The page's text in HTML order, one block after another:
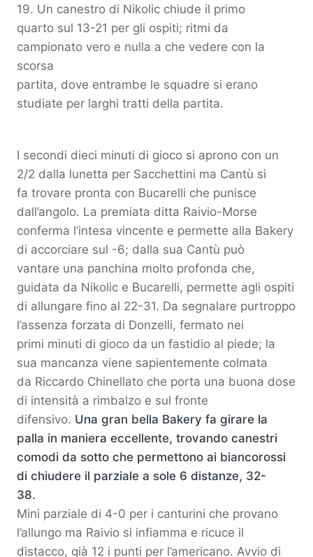
19. Un canestro di Nikolic chiude il primo
quarto sul 13-21 per gli ospiti; ritmi da
campionato vero e nulla a che vedere con la
scorsa
partita, dove entrambe le squadre si erano
studiate per larghi tratti della partita.
I secondi dieci minuti di gioco si aprono con un
2/2 dalla lunetta per Sacchettini ma Cantù si
fa trovare pronta con Bucarelli che punisce
dall’angolo. La premiata ditta Raivio-Morse
conferma l’intesa vincente e permette alla Bakery
di accorciare sul -6; dalla sua Cantù può
vantare una panchina molto profonda che,
guidata da Nikolic e Bucarelli, permette agli ospiti
di allungare fino al 22-31. Da segnalare purtroppo
l’assenza forzata di Donzelli, fermato nei
primi minuti di gioco da un fastidio al piede; la
sua mancanza viene sapientemente colmata
da Riccardo Chinellato che porta una buona dose
di intensità a rimbalzo e sul fronte
difensivo. Una gran bella Bakery fa girare la
palla in maniera eccellente, trovando canestri
comodi da sotto che permettono ai biancorossi
di chiudere il parziale a sole 6 distanze, 32-
38.
Mini parziale di 4-0 per i canturini che provano
l’allungo ma Raivio si infiamma e ricuce il
distacco, già 12 i punti per l’americano. Avvio di